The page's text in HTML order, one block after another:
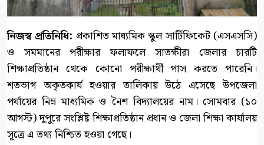
নিজস্ব প্রতিনিধি: প্রকাশিত মাধ্যমিক স্কুল সার্টিফিকেট (এসএসসি)
ও সমমানের পরীক্ষার ফলাফলে সাতক্ষীরা জেলার চারটি
শিক্ষাপ্রতিষ্ঠান থেকে কোনো পরীক্ষার্থী পাস করতে পারেনি।
শতভাগ অকৃতকার্য হওয়ার তালিকায় উঠে এসেছে উপজেলা
পর্যায়ের নিম্ন মাধ্যমিক ও নৈশ বিদ্যালয়ের নাম। সোমবার (১০
আগস্ট) দুপুরে সংশ্লিষ্ট শিক্ষাপ্রতিষ্ঠান প্রধান ও জেলা শিক্ষা কার্যালয়
সূত্রে এ তথ্য নিশ্চিত হওয়া গেছে।